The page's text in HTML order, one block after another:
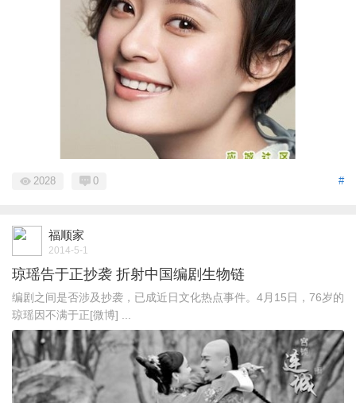
#
2028 0
福顺家
2014-5-1
琼瑶告于正抄袭 折射中国编剧生物链
编剧之间是否涉及抄袭，已成近日文化热点事件。4月15日，76岁的
琼瑶因不满于正[微博] ...